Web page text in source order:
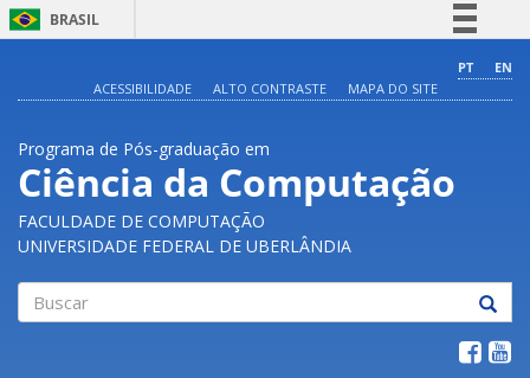
BRASIL
Comunica BR
Acesso à informação
Legislação
PT
EN
ACESSIBILIDADE
ALTO CONTRASTE MAPA DO SITE
Programa de Pós-graduação em
Ciência da Computação
FACULDADE DE COMPUTAÇÃO
UNIVERSIDADE FEDERAL DE UBERLÂNDIA